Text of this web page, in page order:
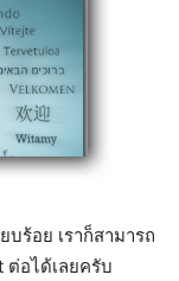
บร้อย เราก็สามารถ
ต่อได้เลยครับ